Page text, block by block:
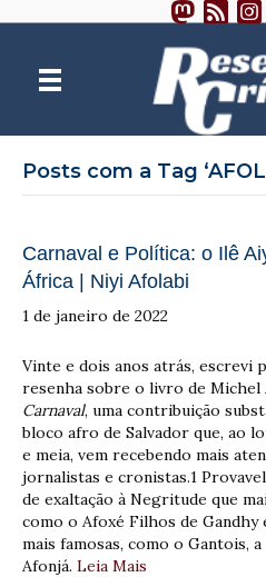
Posts com a Tag
Carnaval e Política: o Ilê
África | Niyi Afolabi
1 de janeiro de 2022
Vinte e dois anos atrás, escrevi
resenha sobre o livro de Michel
Carnaval, uma contribuição
bloco afro de Salvador que, ao
e meia, vem recebendo mais
jornalistas e cronistas.1
de exaltação à Negritude que
como o Afoxé Filhos de Gandhy
mais famosas, como o Gantois,
Afonjá. Leia Mais